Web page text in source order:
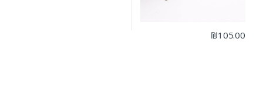
₪105.00